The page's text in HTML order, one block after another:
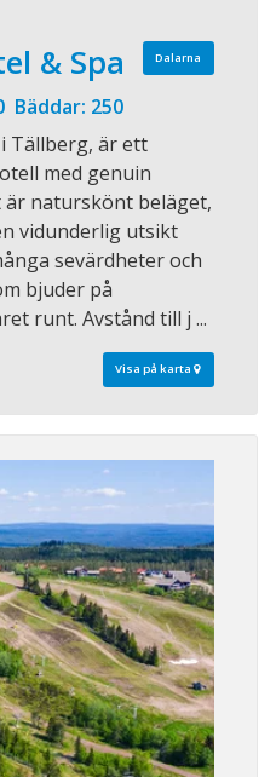
Dalarna
& Spa
Bäddar: 250
Tällberg, är ett
med genuin
naturskönt beläget,
vidunderlig utsikt
sevärdheter och
bjuder på
runt. Avstånd till j ...
Visa på karta